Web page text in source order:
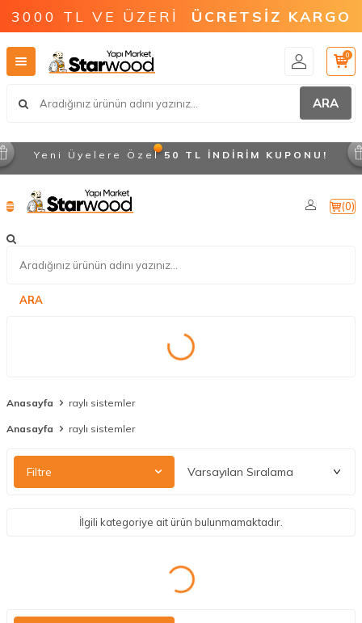
3000 TL VE ÜZERİ ÜCRETSİZ KARGO
ARA
0
Yeni Üyelere Özel 50 TL İNDİRİM KUPONU!
ARA
(0)
Anasayfa raylı sistemler
Anasayfa raylı sistemler
Filtre
İlgili kategoriye ait ürün bulunmamaktadır.